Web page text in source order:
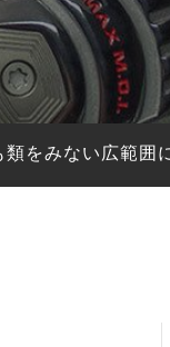
をみない広範囲